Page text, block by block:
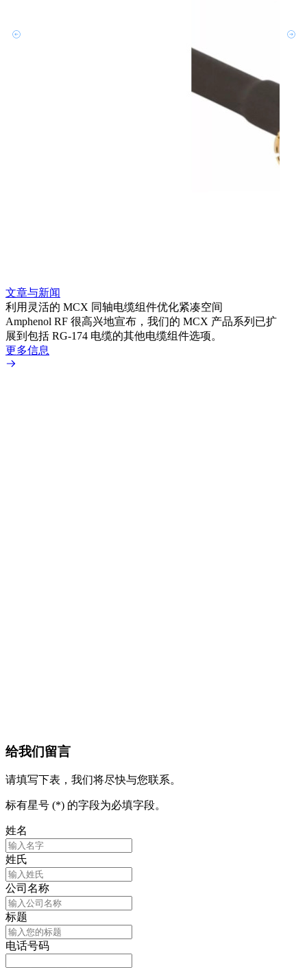
文章与新闻
利用灵活的 MCX 同轴电缆组件优化紧凑空间
Amphenol RF 很高兴地宣布，我们的 MCX 产品系列已扩
展到包括 RG-174 电缆的其他电缆组件选项。
更多信息
给我们留言
请填写下表，我们将尽快与您联系。
标有星号 (*) 的字段为必填字段。
姓名
姓氏
公司名称
标题
电话号码